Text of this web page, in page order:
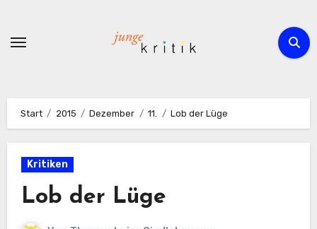
springen
Start 2015 Dezember 11. Lob der Lüge
Kritiken
Lob der Lüge